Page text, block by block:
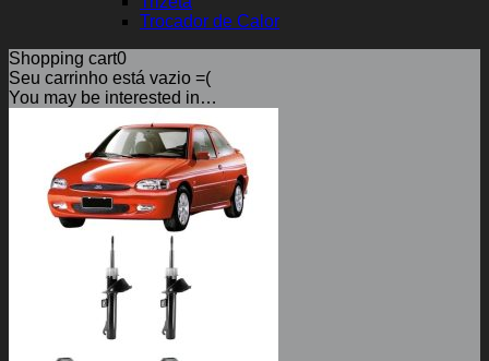
Trocador de Calor
Shopping cart0
Seu carrinho está vazio =(
You may be interested in…